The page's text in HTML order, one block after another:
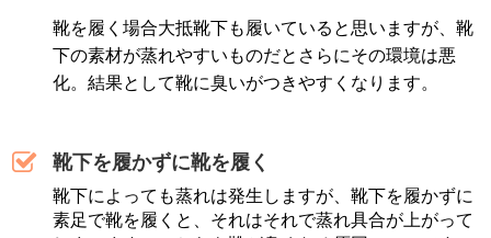
靴を履く場合大抵靴下も履いていると思いますが、靴
下の素材が蒸れやすいものだとさらにその環境は悪
化。結果として靴に臭いがつきやすくなります。
靴下を履かずに靴を履く
靴下によっても蒸れは発生しますが、靴下を履かずに
素足で靴を履くと、それはそれで蒸れ具合が上がって